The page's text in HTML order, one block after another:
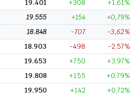
19.401 +308
+1,61%
19.555 +154
+0,79%
18.848 -707
-3,62%
18.903 -498
-2,57%
19.653 +750
+3,97%
19.808 +155
+0,79%
19.950 +142
+0,72%